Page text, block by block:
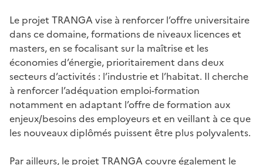
Le projet TRANGA vise à renforcer l’offre universitaire
dans ce domaine, formations de niveaux licences et
masters, en se focalisant sur la maîtrise et les
économies d’énergie, prioritairement dans deux
secteurs d’activités : l’industrie et l’habitat. Il cherche
à renforcer l’adéquation emploi-formation
notamment en adaptant l’offre de formation aux
enjeux/besoins des employeurs et en veillant à ce que
les nouveaux diplômés puissent être plus polyvalents.
Par ailleurs, le projet TRANGA couvre également le